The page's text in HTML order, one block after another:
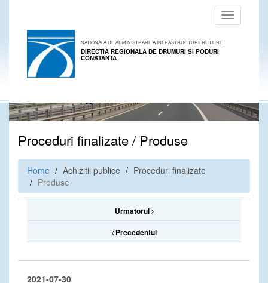
Toggle
navigation
NATIONALA DE ADMINISTRARE A INFRASTRUCTURII RUTIERE
DIRECTIA REGIONALA DE DRUMURI SI PODURI
CONSTANTA
Proceduri finalizate / Produse
Home Achizitii publice
Proceduri finalizate
Produse
Urmatorul
Precedentul
2021-07-30